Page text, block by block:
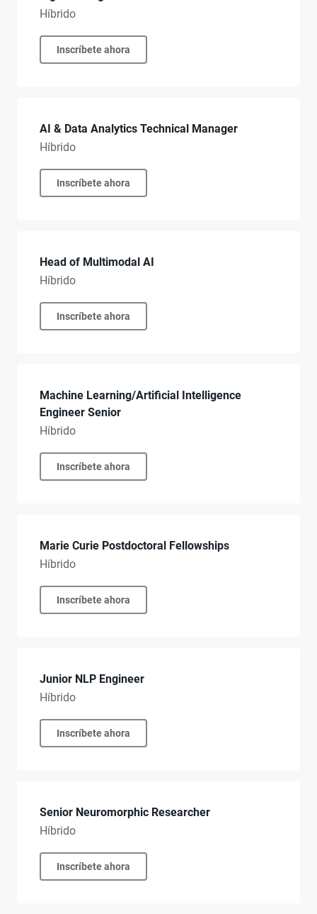
Híbrido
Inscríbete ahora
AI & Data Analytics Technical Manager
Híbrido
Inscríbete ahora
Head of Multimodal AI
Híbrido
Inscríbete ahora
Machine Learning/Artificial Intelligence
Engineer Senior
Híbrido
Inscríbete ahora
Marie Curie Postdoctoral Fellowships
Híbrido
Inscríbete ahora
Junior NLP Engineer
Híbrido
Inscríbete ahora
Senior Neuromorphic Researcher
Híbrido
Inscríbete ahora